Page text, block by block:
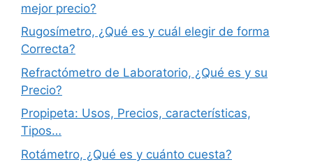
mejor precio?
Rugosímetro, ¿Qué es y cuál elegir de forma
Correcta?
Refractómetro de Laboratorio, ¿Qué es y su
Precio?
Propipeta: Usos, Precios, características,
Tipos…
Rotámetro, ¿Qué es y cuánto cuesta?